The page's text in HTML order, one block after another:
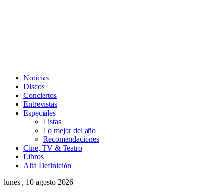
Noticias
Discos
Conciertos
Entrevistas
Especiales
Listas
Lo mejor del año
Recomendaciones
Cine, TV & Teatro
Libros
Alta Definición
lunes , 10 agosto 2026